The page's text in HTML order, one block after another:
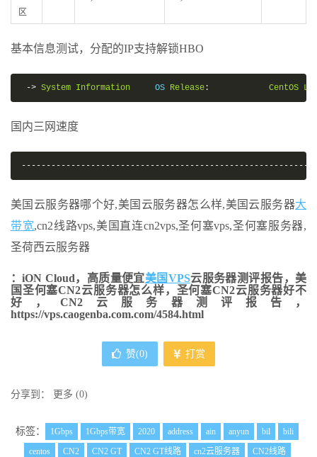
区
基本信息测试，分配的IP支持解锁HBO
-> System Information
     OS
Release : CentOS
国内三网速度
美国云服务器哪个好,美国云服务器怎么样,美国云服务器大
带宽,cn2线路vps,美国直连cn2vps,圣何塞vps,圣何塞服务器,
圣荷西云服务器
：iON Cloud，高质量便宜美国VPS云服务器测评报告，美
国圣何塞CN2云服务器怎么样，圣何塞CN2云服务器好不
好，CN2云服务器测评报告，
https://vps.caogenba.com.com/4584.html
赞(0) 打赏
分享到： 更多 (0)
标签： 1Gbps 1Gbps带宽 2020 address ain anyun bil
bili
centos
CN2 CN2 GT CN2 GT线路 cn2云服务器
CN2线路